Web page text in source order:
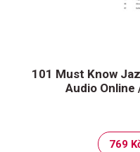
101 Must Know
Audio